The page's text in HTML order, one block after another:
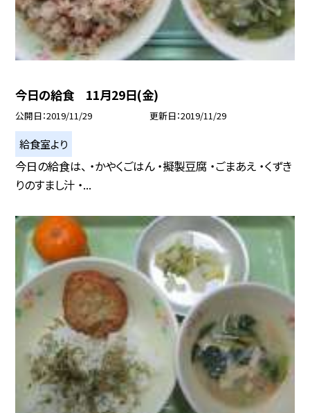
今日の給食 11月29日(金)
公開日 2019/11/29 更新日 2019/11/29
給食室より
今日の給食は、 ・かやくごはん ・擬製豆腐 ・ごまあえ ・くずき
りのすまし汁 ・...